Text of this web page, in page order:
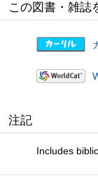
この図書・雑誌
注記
Includes